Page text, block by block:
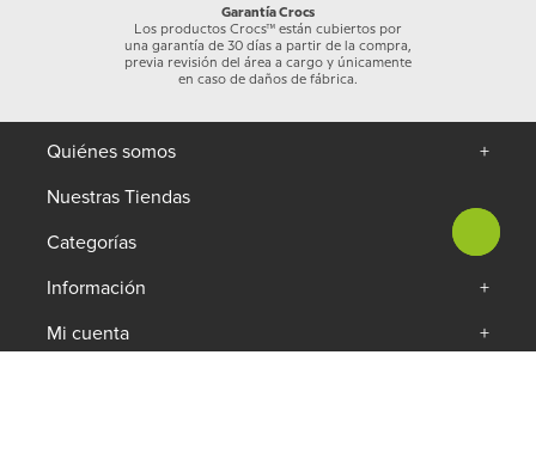
Garantía Crocs
Los productos Crocs™ están cubiertos por
una garantía de 30 días a partir de la compra,
previa revisión del área a cargo y únicamente
en caso de daños de fábrica.
Quiénes somos
+
Nuestras Tiendas
Categorías
Información
+
Mi cuenta
+